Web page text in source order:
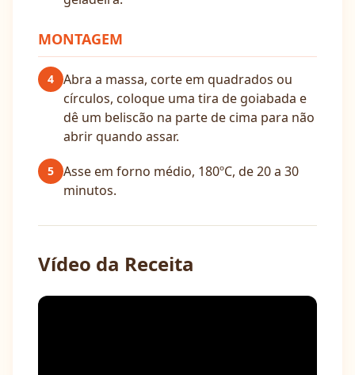
MONTAGEM
4
Abra a massa, corte em quadrados ou
círculos, coloque uma tira de goiabada e
dê um beliscão na parte de cima para não
abrir quando assar.
5
Asse em forno médio, 180ºC, de 20 a 30
minutos.
Vídeo da Receita